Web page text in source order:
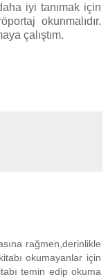
iyi tanımak için
okunmalıdır.
çalıştım.
rağmen,derinlikle
okumayanlar için
temin edip okuma